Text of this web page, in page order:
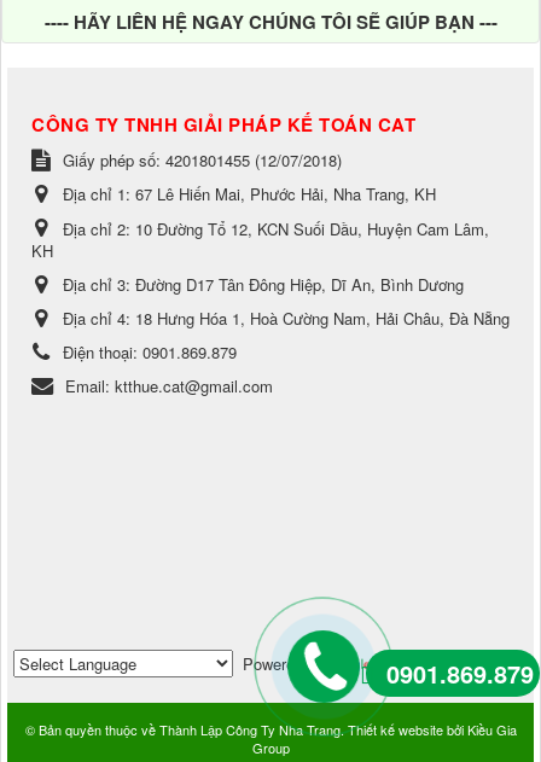
---- HÃY LIÊN HỆ NGAY CHÚNG TÔI SẼ GIÚP BẠN ---
CÔNG TY TNHH GIẢI PHÁP KẾ TOÁN CAT
Giấy phép số: 4201801455 (12/07/2018)
Địa chỉ 1: 67 Lê Hiến Mai, Phước Hải, Nha Trang, KH
Địa chỉ 2: 10 Đường Tổ 12, KCN Suối Dầu, Huyện Cam Lâm,
KH
Địa chỉ 3: Đường D17 Tân Đông Hiệp, Dĩ An, Bình Dương
Địa chỉ 4: 18 Hưng Hóa 1, Hoà Cường Nam, Hải Châu, Đà Nẵng
Điện thoại: 0901.869.879
Email: ktthue.cat@gmail.com
Powered by Translate
© Bản quyền thuộc vềThành Lập Công Ty Nha Trang.Thiết kế websitebởiKiều Gia
Group
0901.869.879